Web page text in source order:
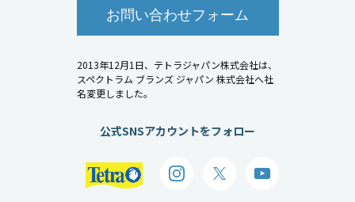
お問い合わせフォーム
2013年12月1日、テトラジャパン株式会社は、
スペクトラム ブランズ ジャパン 株式会社へ社
名変更しました。
公式SNSアカウントをフォロー